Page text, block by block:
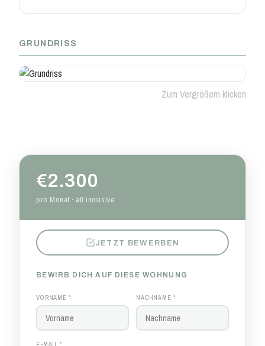
GRUNDRISS
Zum Vergrößern klicken
€2.300
pro Monat · all inclusive
JETZT BEWERBEN
BEWIRB DICH AUF DIESE WOHNUNG
VORNAME * NACHNAME *
E-MAIL *